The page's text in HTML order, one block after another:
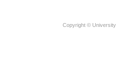
Copyright © University